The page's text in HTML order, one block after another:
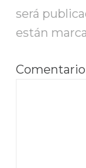
será
están
Comentario